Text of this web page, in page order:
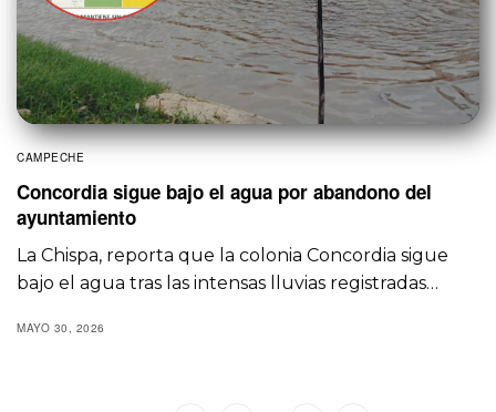
CAMPECHE
Concordia sigue bajo el agua por abandono del
ayuntamiento
La Chispa, reporta que la colonia Concordia sigue
bajo el agua tras las intensas lluvias registradas…
MAYO 30, 2026